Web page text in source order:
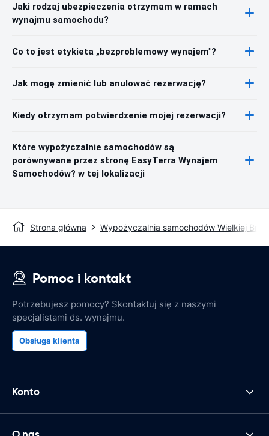
Jaki rodzaj ubezpieczenia otrzymam w ramach
wynajmu samochodu?
Co to jest etykieta „bezproblemowy wynajem"?
Jak mogę zmienić lub anulować rezerwację?
Kiedy otrzymam potwierdzenie mojej rezerwacji?
Które wypożyczalnie samochodów są
porównywane przez stronę EasyTerra Wynajem
Samochodów? w tej lokalizacji
Strona główna Wypożyczalnia samochodów Wielkiej
Pomoc i kontakt
Potrzebujesz pomocy? Skontaktuj się z naszymi
specjalistami ds. wynajmu.
Obsługa klienta
Konto